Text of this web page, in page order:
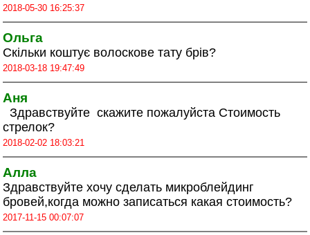
2018-05-30 16:25:37
Ольга
Скільки коштує волоскове тату брів?
2018-03-18 19:47:49
Аня
Здравствуйте скажите пожалуйста Стоимость
стрелок?
2018-02-02 18:03:21
Алла
Здравствуйте хочу сделать микроблейдинг
бровей,когда можно записаться какая стоимость?
2017-11-15 00:07:07